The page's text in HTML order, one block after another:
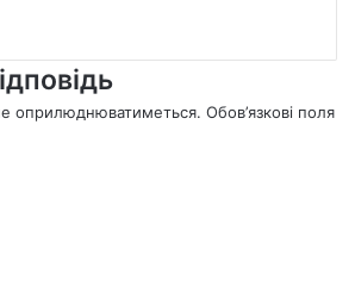
оприлюднюватиметься. Обов’язкові поля